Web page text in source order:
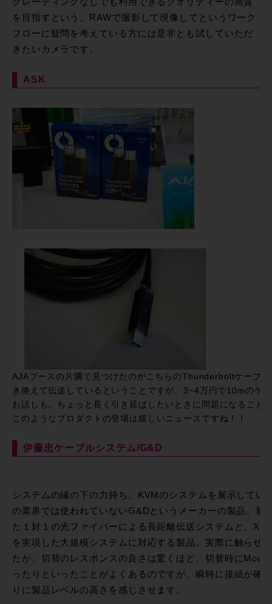
を目指すという、RAWで撮影して現像してというワーク
フローに疑問を考えている方には是非とも試していただ
きたいカメラです。
ASK
AJAブースの片隅で見つけたのがこちらのThunderboltケーブ
き換えて伝送しているということですが、3~4万円で10mのケ
お話しも。ちょっと長く引き延ばしたいときに問題になるこ
このようなプロダクトの登場は嬉しいニュースですね！！
伊藤忠ケーブルシステム/G&D
システムの縁の下の力持ち、KVMのシステムを展示してい
の業界では使われていないG&Dというメーカーの製品。最
た１対１の光ファイバーによる長距離伝送システムと、X-
を実現した大規模システムに対応する製品。実際に触らせ
たが、切替のレスポンスの良さは驚くほど。切替時に
ったりといったことがよくあるのですが、瞬時に接続が確
りに製品レベルの高さを感じさせます。